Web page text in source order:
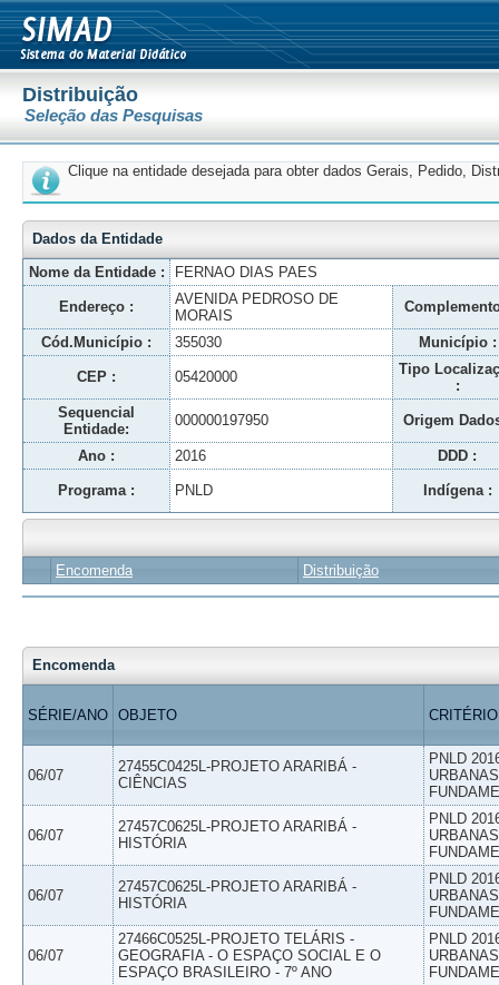
Distribuição
Seleção das Pesquisas
Clique na entidade desejada para obter dados Gerais, Pedido,
Dados da Entidade
Nome da Entidade :
FERNAO DIAS PAES
Endereço :
AVENIDA PEDROSO DE
MORAIS
Cód.Município : 355030 Município :
CEP : 05420000
Tipo
:
Sequencial
Entidade:
000000197950 Origem
Ano : 2016 DDD :
Programa : PNLD Indígena :
Encomenda Distribuição
Encomenda
SÉRIE/ANO OBJETO CRITÉRIO
06/07
27455C0425L-PROJETO ARARIBÁ -
CIÊNCIAS
PNLD
06/07
27457C0625L-PROJETO ARARIBÁ -
HISTÓRIA
PNLD
06/07
27457C0625L-PROJETO ARARIBÁ -
HISTÓRIA
PNLD
06/07
27466C0525L-PROJETO TELÁRIS -
GEOGRAFIA - O ESPAÇO SOCIAL E O
ESPAÇO BRASILEIRO - 7º ANO
PNLD